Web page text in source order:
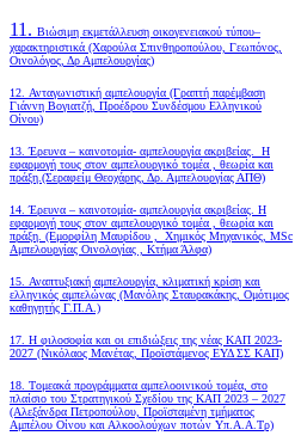
11. Βιώσιμη εκμετάλλευση οικογενειακού τύπου–
χαρακτηριστικά (Χαρούλα Σπινθηροπούλου, Γεωπόνος,
Οινολόγος, Δρ Αμπελουργίας)
12. Ανταγωνιστική αμπελουργία (Γραπτή παρέμβαση
Γιάννη Βογιατζή, Προέδρου Συνδέσμου Ελληνικού
Οίνου)
13. Έρευνα – καινοτομία- αμπελουργία ακριβείας. Η
εφαρμογή τους στον αμπελουργικό τομέα , θεωρία και
πράξη.(Σεραφείμ Θεοχάρης, Δρ. Αμπελουργίας ΑΠΘ)
14. Έρευνα – καινοτομία- αμπελουργία ακριβείας. Η
εφαρμογή τους στον αμπελουργικό τομέα , θεωρία και
πράξη. (Εμορφίλη Μαυρίδου , Χημικός Μηχανικός, MSc
Αμπελουργίας Οινολογίας , Κτήμα Άλφα)
15. Αναπτυξιακή αμπελουργία, κλιματική κρίση και
ελληνικός αμπελώνας (Μανόλης Σταυρακάκης, Ομότιμος
καθηγητής Γ.Π.Α.)
17. Η φιλοσοφία και οι επιδιώξεις της νέας ΚΑΠ 2023-
2027 (Νικόλαος Μανέτας, Προϊστάμενος ΕΥΔ ΣΣ ΚΑΠ)
18. Tομεακά προγράμματα αμπελοοινικού τομέα, στο
πλαίσιο του Στρατηγικού Σχεδίου της ΚΑΠ 2023 – 2027
(Αλεξάνδρα Πετροπούλου, Προϊσταμένη τμήματος
Αμπέλου Οίνου και Αλκοολούχων ποτών Υπ.Α.Α.Τρ)